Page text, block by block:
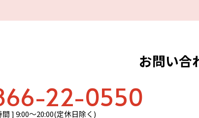
お問い合
22-0550
] 9:00〜20:00(定休日除く)